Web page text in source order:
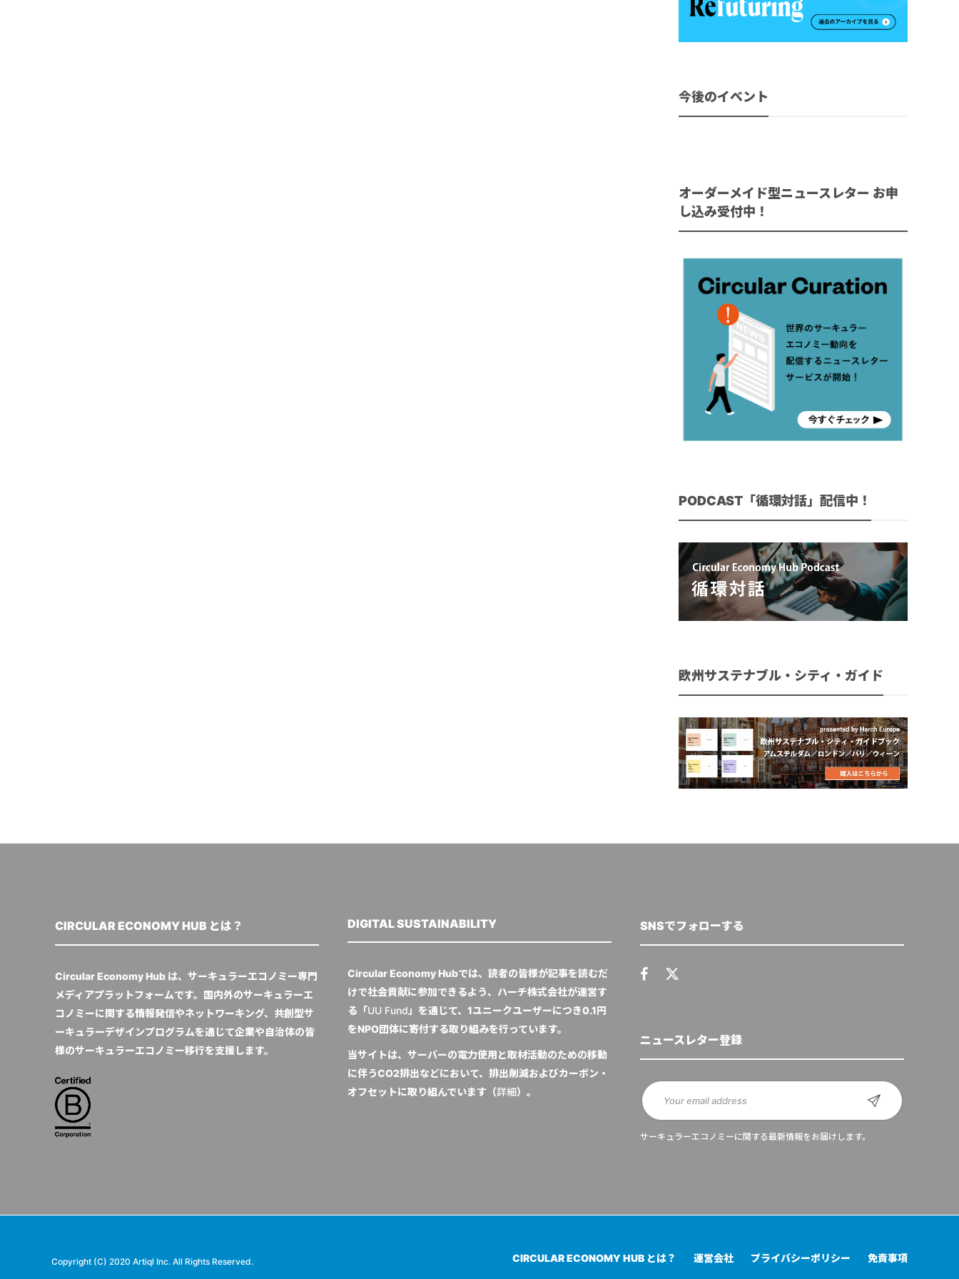
今後のイベント
オーダーメイド型ニュースレター お申
し込み受付中！
PODCAST「循環対話」配信中！
欧州サステナブル・シティ・ガイド
CIRCULAR ECONOMY HUB とは？
Circular Economy Hub は、サーキュラーエコノミー専門
メディアプラットフォームです。国内外のサーキュラーエ
コノミーに関する情報発信やネットワーキング、共創型サ
ーキュラーデザインプログラムを通じて企業や自治体の皆
様のサーキュラーエコノミー移行を支援します。
DIGITAL SUSTAINABILITY
Circular Economy Hubでは、読者の皆様が記事を読むだ
けで社会貢献に参加できるよう、ハーチ株式会社が運営す
る「UU Fund」を通じて、1ユニークユーザーにつき0.1円
をNPO団体に寄付する取り組みを行っています。
当サイトは、サーバーの電力使用と取材活動のための移動
に伴うCO2排出などにおいて、排出削減およびカーボン・
オフセットに取り組んでいます（詳細）。
SNSでフォローする
ニュースレター登録
サーキュラーエコノミーに関する最新情報をお届けします。
Copyright (C) 2020 Artiql Inc. All Rights Reserved. CIRCULAR ECONOMY HUB とは？ 運営会社 プライバシーポリシー 免責事項